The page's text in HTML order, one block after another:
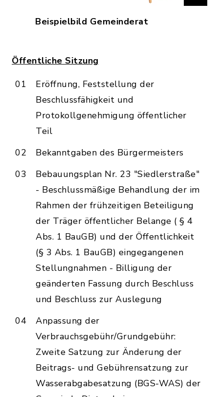
Beispielbild Gemeinderat
Öffentliche Sitzung
01
Eröffnung, Feststellung der
Beschlussfähigkeit und
Protokollgenehmigung öffentlicher
Teil
02
Bekanntgaben des Bürgermeisters
03
Bebauungsplan Nr. 23 "Siedlerstraße"
- Beschlussmäßige Behandlung der im
Rahmen der frühzeitigen Beteiligung
der Träger öffentlicher Belange ( § 4
Abs. 1 BauGB) und der Öffentlichkeit
(§ 3 Abs. 1 BauGB) eingegangenen
Stellungnahmen - Billigung der
geänderten Fassung durch Beschluss
und Beschluss zur Auslegung
04
Anpassung der
Verbrauchsgebühr/Grundgebühr:
Zweite Satzung zur Änderung der
Beitrags- und Gebührensatzung zur
Wasserabgabesatzung (BGS-WAS) der